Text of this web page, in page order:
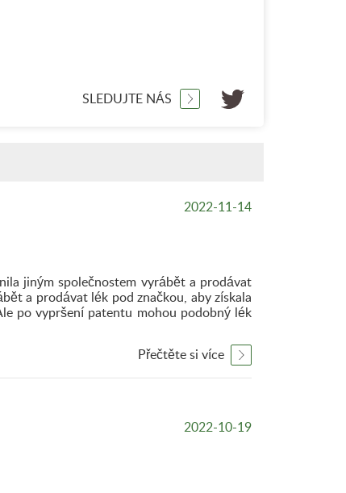
SLEDUJTE NÁS
2022-11-14
jiným společnostem vyrábět a prodávat
a prodávat lék pod značkou, aby získala
po vypršení patentu mohou podobný lék
Přečtěte si více
2022-10-19